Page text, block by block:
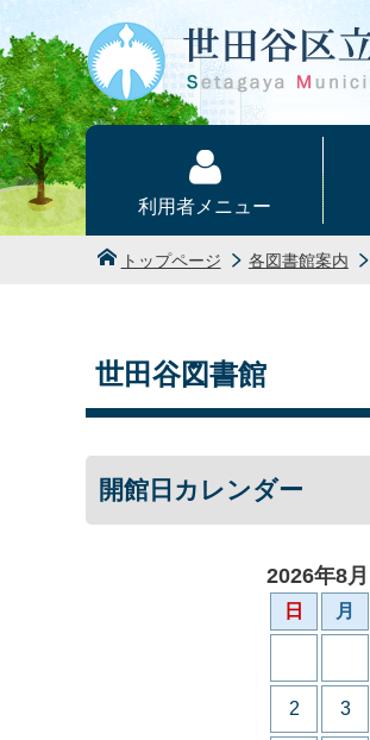
本文へ
利用者メニュー
トップページ 各図書館案内
世田谷図書館
開館日カレンダー
2026年8月
日 月
2 3